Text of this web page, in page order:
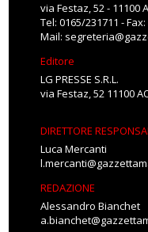
via Festaz, 52 - 11100
Tel: 0165/231711 -
Mail:
Editore
LG PRESSE S.R.L.
via Festaz, 52 11100
DIRETTORE
Luca Mercanti
REDAZIONE
Alessandro Bianchet